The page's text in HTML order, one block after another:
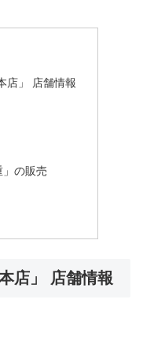
店」 店舗情報
の販売
店」 店舗情報